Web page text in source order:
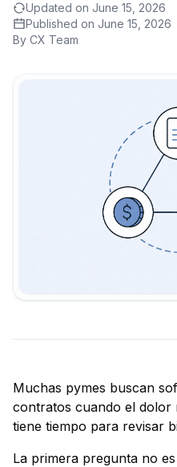
Updated on June 15, 2026
Published on June 15, 2026
By CX Team
Muchas pymes buscan
contratos cuando el dolor
tiene tiempo para revisar
La primera pregunta no es